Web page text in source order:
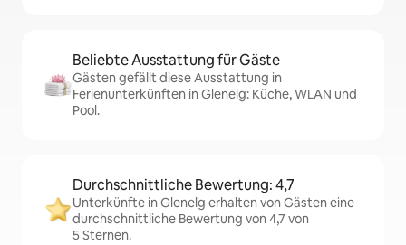
Beliebte Ausstattung für Gäste
Gästen gefällt diese Ausstattung in
Ferienunterkünften in Glenelg: Küche, WLAN und
Pool.
Durchschnittliche Bewertung: 4,7
Unterkünfte in Glenelg erhalten von Gästen eine
durchschnittliche Bewertung von 4,7 von
5 Sternen.